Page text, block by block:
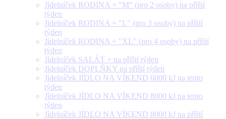
Jídelníček RODINA + "M" (pro 2 osoby) na příští
týden
Jídelníček RODINA + "L" (pro 3 osoby) na příští
týden
Jídelníček RODINA + "XL" (pro 4 osoby) na příští
týden
Jídelníček SALÁT + na příští týden
Jídelníček DOPLŇKY na příští týden
Jídelníček JÍDLO NA VÍKEND 6000 kJ na tento
týden
Jídelníček JÍDLO NA VÍKEND 8000 kJ na tento
týden
Jídelníček JÍDLO NA VÍKEND 8000 kJ na příští